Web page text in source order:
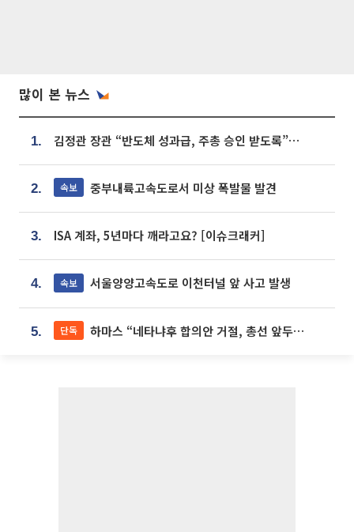
많이 본 뉴스
1. 김정관 장관 “반도체 성과급, 주총 승인 받도록”…상법·자본시장법 개정 시사
2. 속보 중부내륙고속도로서 미상 폭발물 발견
3. ISA 계좌, 5년마다 깨라고요? [이슈크래커]
4. 속보 서울양양고속도로 이천터널 앞 사고 발생
5. 단독 하마스 “네타냐후 합의안 거절, 총선 앞두고 시간 끌기”